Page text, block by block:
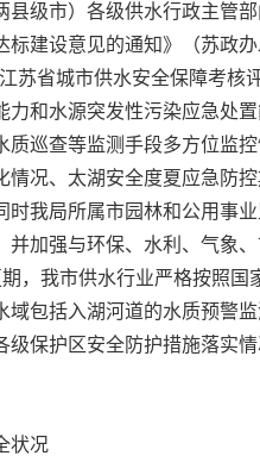
县级市）各级供水行政主管
标建设意见的通知》（苏政
苏省城市供水安全保障考
力和水源突发性污染应急处
质巡查等监测手段多方位监
情况、太湖安全度夏应急防
时我局所属市园林和公用事
并加强与环保、水利、气象
，我市供水行业严格按照
域包括入湖河道的水质预警
级保护区安全防护措施落实
状况